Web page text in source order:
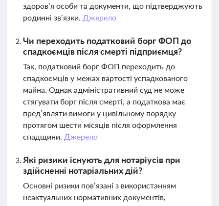
здоров’я особи та документи, що підтверджують
родинні зв’язки. Джерело
Чи переходить податковий борг ФОП до
спадкоємців після смерті підприємця?
Так, податковий борг ФОП переходить до
спадкоємців у межах вартості успадкованого
майна. Однак адміністративний суд не може
стягувати борг після смерті, а податкова має
пред’являти вимоги у цивільному порядку
протягом шести місяців після оформлення
спадщини. Джерело
Які ризики існують для нотаріусів при
здійсненні нотаріальних дій?
Основні ризики пов’язані з використанням
неактуальних нормативних документів,